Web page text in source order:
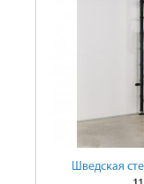
Шведская